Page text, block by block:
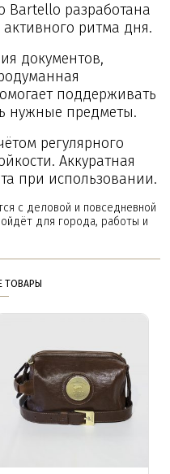
Bartello разработана
ритма дня.
документов,
поддерживать
нужные предметы.
регулярного
Аккуратная
при использовании.
с деловой и повседневной
для города, работы и
ТОВАРЫ